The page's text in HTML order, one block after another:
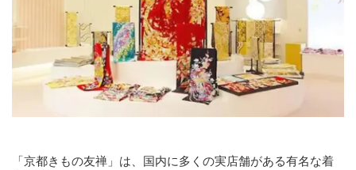
「京都きもの友禅」は、国内に多くの実店舗がある有名な着